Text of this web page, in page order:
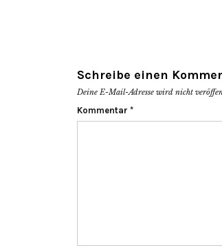
Schreibe einen
Deine E-Mail-Adresse wird nicht
Kommentar *